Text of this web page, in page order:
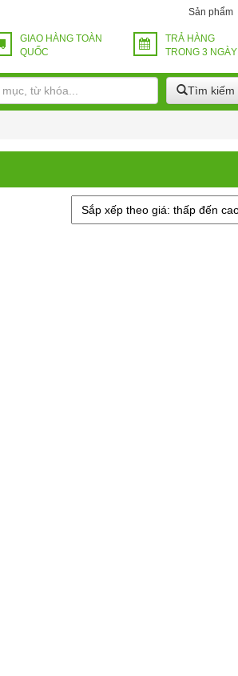
Sản phẩm
GIAO HÀNG TOÀN
QUỐC
TRẢ HÀNG
TRONG 3 NGÀY
Tìm kiếm